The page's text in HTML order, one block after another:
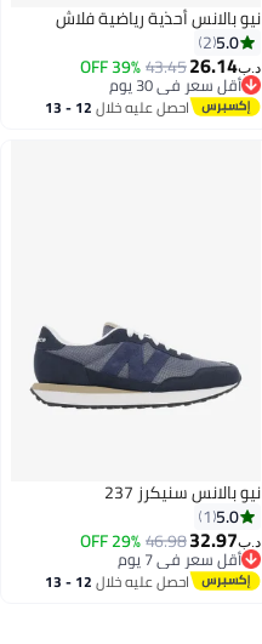
نيو بالانس أحذية رياضية فلاش
5.0
2
د.ب‏26.14
43.45
39% OFF
أقل سعر في 30 يوم
أقل سعر في 30 يوماحصل عليه خلال 12 - 13
نيو بالانس سنيكرز 237
5.0
1
د.ب‏32.97
46.98
29% OFF أقل سعر في 7 يوم
بتخلّص بسرعة
أقل سعر في 7 يوماحصل عليه خلال 12 - 13